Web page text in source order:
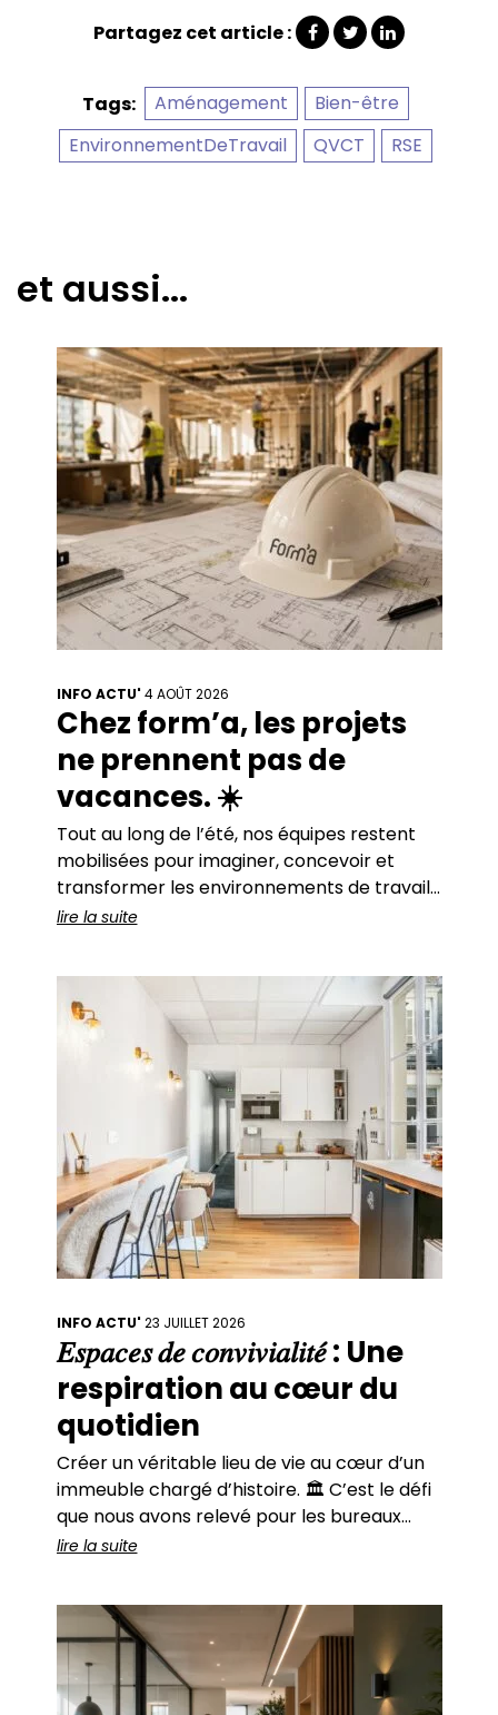
Partagez cet article :
Tags: Aménagement
Bien-être
EnvironnementDeTravail
QVCT RSE
et aussi...
INFO ACTU'4 AOÛT 2026
Chez form’a, les projets
ne prennent pas de
vacances. ☀️
Tout au long de l’été, nos équipes restent
mobilisées pour imaginer, concevoir et
transformer les environnements de travail
de nos clients. De beaux projets sont en
🚀 Chez form’a, nous partageons une même
conviction
lire la suite
INFO ACTU'23 JUILLET 2026
𝐸𝑠𝑝𝑎𝑐𝑒𝑠 𝑑𝑒 𝑐𝑜𝑛𝑣𝑖𝑣𝑖𝑎𝑙𝑖𝑡𝑒́ : Une
respiration au cœur du
quotidien
Créer un véritable lieu de vie au cœur d’un
immeuble chargé d’histoire. 🏛️ C’est le défi
que nous avons relevé pour les bureaux
parisiens de Quadrille Capital. Des hauteurs
naturellement. ✨ L’immeuble haussmannien
séduit par
lire la suite